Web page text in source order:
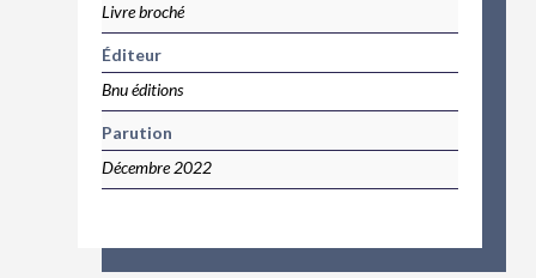
Livre broché
Éditeur
Bnu éditions
Parution
Décembre 2022